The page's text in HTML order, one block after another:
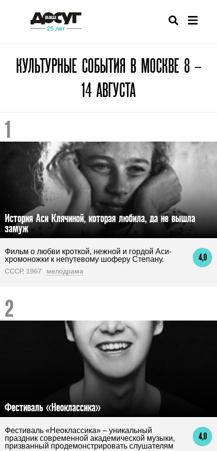
КУЛЬТУРНЫЕ СОБЫТИЯ В МОСКВЕ 8 –
14 АВГУСТА
История Аси Клячиной, которая любила, да не вышла
замуж
4,0
Фильм о любви кроткой, нежной и гордой Аси-
хромоножки к непутевому шоферу Степану.
СССР, 1967 мелодрама
Фестиваль «Неоклассика»
4,0
Фестиваль «Неоклассика» – уникальный
праздник современной академической музыки,
призванный продемонстрировать слушателям